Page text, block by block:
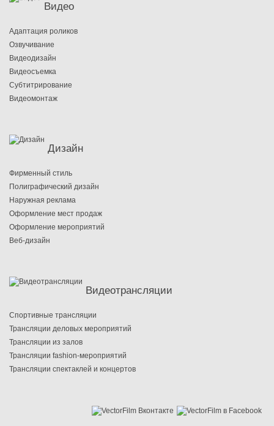
Видео
Адаптация роликов
Озвучивание
Видеодизайн
Видеосъемка
Субтитрирование
Видеомонтаж
Дизайн
Фирменный стиль
Полиграфический дизайн
Наружная реклама
Оформление мест продаж
Оформление мероприятий
Веб-дизайн
Видеотрансляции
Cпортивные трансляции
Трансляции деловых мероприятий
Трансляции из залов
Трансляции fashion-мероприятий
Трансляции спектаклей и концертов